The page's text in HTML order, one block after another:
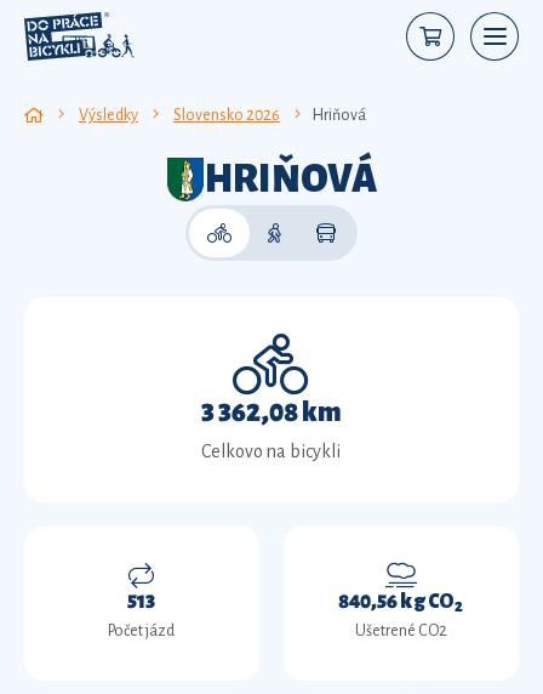
Výsledky Slovensko 2026 Hriňová
HRIŇOVÁ
3 362,08 km
Celkovo na bicykli
513
Počet jázd
840,56 kg CO2
Ušetrené CO2